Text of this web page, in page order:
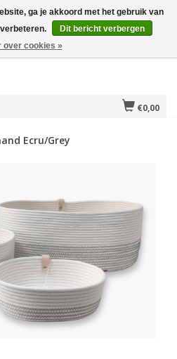
€0,00
Ecru/Grey
ga je akkoord met het gebruik van
Dit bericht verbergen
over cookies »